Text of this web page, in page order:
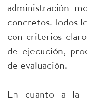
administración
concretos. Todos
con criterios
de ejecución,
de evaluación.
En cuanto a la